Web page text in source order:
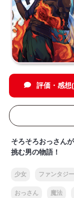
評価・感想
そろそろおっさん
挑む男の物語！
少女 ファンタジー
おっさん 魔法